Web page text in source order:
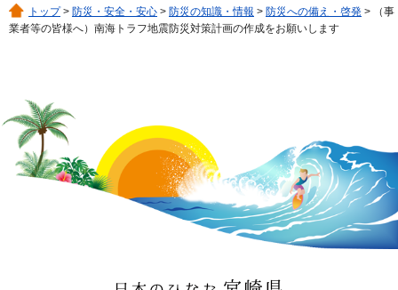
トップ> 防災・安全・安心 > 防災の知識・情報 > 防災への備え・啓発 > （事
業者等の皆様へ）南海トラフ地震防災対策計画の作成をお願いします